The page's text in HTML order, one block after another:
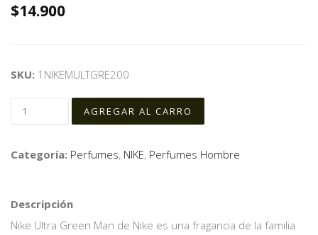
$14.900
SKU: 1NIKEMULTGRE200
Categoría: Perfumes, NIKE, Perfumes Hombre
Descripción
Nike Ultra Green Man de Nike es una fragancia de la familia